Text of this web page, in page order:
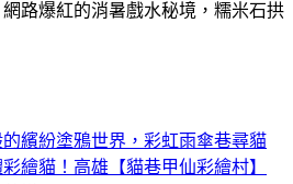
繽紛塗鴉世界，彩虹雨傘巷尋貓
繪貓！高雄【貓巷甲仙彩繪村】